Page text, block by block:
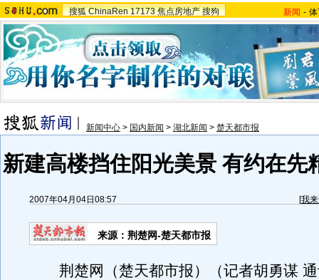
搜狐 ChinaRen 17173 焦点房地产 搜狗 新闻 -
新闻中心 > 国内新闻 > 湖北新闻 > 楚天都市报
新建高楼挡住阳光美景 有约在先
2007年04月04日08:57 [我
来源：荆楚网-楚天都市报
荆楚网（楚天都市报）（记者胡勇谋 通